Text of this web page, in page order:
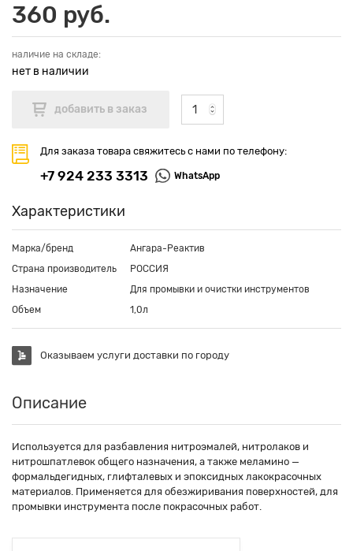
360 руб.
наличие на складе:
нет в наличии
Для заказа товара свяжитесь с нами по телефону:
+7 924 233 3313 WhatsApp
Характеристики
Марка/бренд
Ангара-Реактив
Страна производитель
РОССИЯ
Назначение
Для промывки и очистки инструментов
Объем
1,0л
Оказываем услуги доставки по городу
Описание
Используется для разбавления нитроэмалей, нитролаков и
нитрошпатлевок общего назначения, а также меламино —
формальдегидных, глифталевых и эпоксидных лакокрасочных
материалов. Применяется для обезжиривания поверхностей, для
промывки инструмента после покрасочных работ.